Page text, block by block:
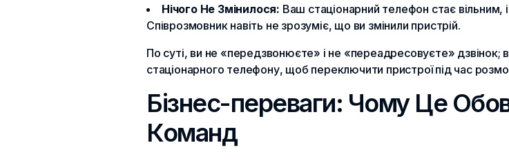
Нічого Не Змінилося: Ваш стаціонарний телефон стає
Співрозмовник навіть не зрозуміє, що ви змінили пристрій.
По суті, ви не «передзвонюєте» і не «переадресовуєте» дзвінок;
стаціонарного телефону, щоб переключити пристрої під час
Бізнес-переваги: Чому Це
Команд